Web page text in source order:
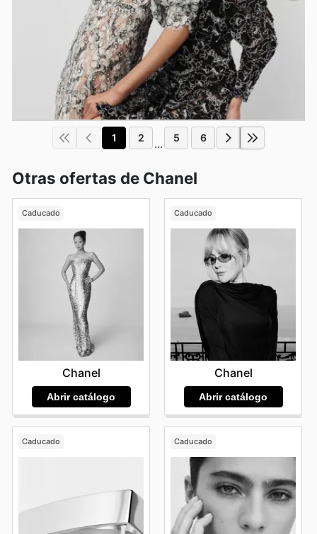
1 2 ... 5 6
Otras ofertas de Chanel
Caducado
Chanel
Abrir catálogo
Caducado
Chanel
Abrir catálogo
Caducado Caducado